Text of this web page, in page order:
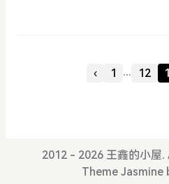
免费的aisa没有赶上，有点遗
汽拖AV63-14，管吃管住，
‹ 1 ... 12
2012 - 2026 王鑫的小屋
Theme Jasmine